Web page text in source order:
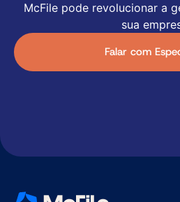
McFile pode revolucionar a
sua
Falar com